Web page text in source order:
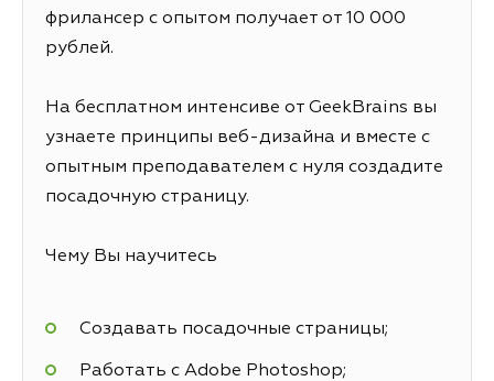
фрилансер с опытом получает от 10 000
рублей.
На бесплатном интенсиве от GeekBrains вы
узнаете принципы веб-дизайна и вместе с
опытным преподавателем с нуля создадите
посадочную страницу.
Чему Вы научитесь
Создавать посадочные страницы;
Работать с Adobe Photoshop;